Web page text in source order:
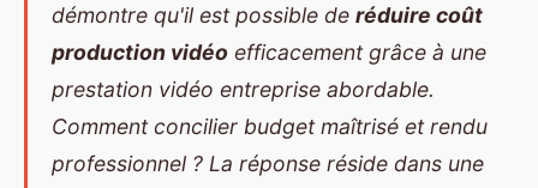
démontre qu'il est possible de réduire coût
production vidéo efficacement grâce à une
prestation vidéo entreprise abordable.
Comment concilier budget maîtrisé et rendu
professionnel ? La réponse réside dans une